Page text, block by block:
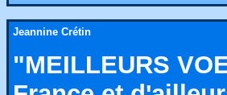
Jeannine Crétin
"MEILLEURS